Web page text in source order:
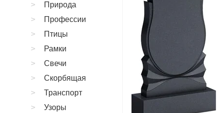
Природа
Профессии
Птицы
Рамки
Свечи
Скорбящая
Транспорт
Узоры